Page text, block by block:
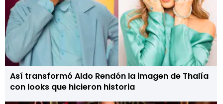
Así transformó Aldo Rendón la imagen de Thalía
con looks que hicieron historia